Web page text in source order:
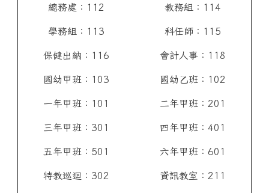
總務處：112
學務組：113
保健出納：116
國幼甲班：103
一年甲班：101
三年甲班：301
五年甲班：501
特教巡迴：302
教務組：114
科任師：115
會計人事：118
國幼乙班：102
二年甲班：201
四年甲班：401
六年甲班：601
資訊教室：211